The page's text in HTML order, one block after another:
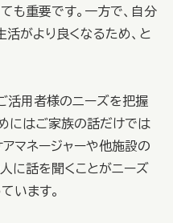
も重要です。一方で、自分
がより良くなるため、と
活用者様のニーズを把握
にはご家族の話だけでは
アマネージャーや他施設の
に話を聞くことがニーズ
います。